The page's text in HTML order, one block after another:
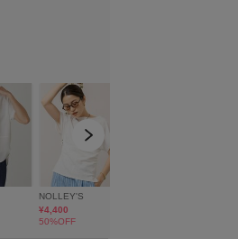
model:H161 骨格:ウェーブ